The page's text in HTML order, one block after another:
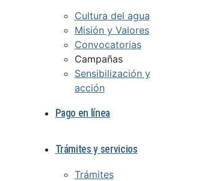
Cultura del agua
Misión y Valores
Convocatorias
Campañas
Sensibilización y
acción
Pago en línea
Trámites y servicios
Trámites